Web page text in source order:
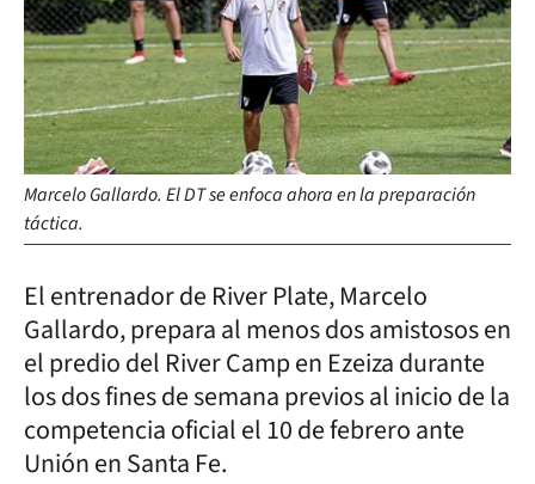
Marcelo Gallardo. El DT se enfoca ahora en la preparación
táctica.
El entrenador de River Plate, Marcelo
Gallardo, prepara al menos dos amistosos en
el predio del River Camp en Ezeiza durante
los dos fines de semana previos al inicio de la
competencia oficial el 10 de febrero ante
Unión en Santa Fe.